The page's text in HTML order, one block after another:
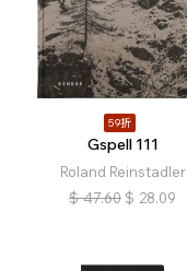
59折
Gspell 111
Roland Reinstadler
$ 47.60 $ 28.09